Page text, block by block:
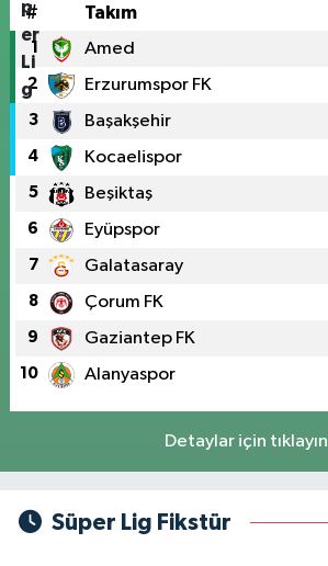
# Takım
1 Amed
2 Erzurumspor FK
3 Başakşehir
4 Kocaelispor
5 Beşiktaş
6 Eyüpspor
7 Galatasaray
8 Çorum FK
9 Gaziantep FK
10 Alanyaspor
Detaylar için tıklayın
Süper Lig Fikstür